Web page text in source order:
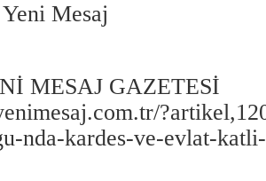
Mesaj
MESAJ GAZETESİ
nda-kardes-ve-evlat-